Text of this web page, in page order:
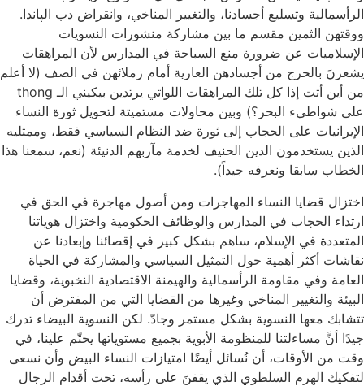
الرأسمالية وتسليع أجسادنا، والتغيير المناخي، وانقراض دب الپاندا.
ووقتهن الثمين مقسم ما بين مشاركة منشورات النسويات
الإسلاميات عن ضرورة منع السباحة في المدارس لأن المراهقات
يشعرنَ بالحرج من أجسادهن العارية أمام زملائهن في الصف (لا أعلم
من أين أتت إذا كل تلك المراهقات اللواتي يرتدين بيكيني الـ thong
على شواطيء البحر؟) وبين محاولات مستميتة لتحويل ثورة النساء
الإيرانيات على الحجاب إلى ثورة ضد النظام السياسي فقط، وممثليه
الذين يستخدمون الدين الحنيف لخدمة مآربهم الدنيئة (نعم، سمعنا هذا
الخطاب سابقا ونعرفه جيداً).
اختزال قضايا النساء المهاجرات ومن أصول مهاجرة في الحق في
ارتداء الحجاب في المدارس والوظائف الحكومية واختزال هوياتنا
المتعددة في الإسلام، ساهم بشكل كبير في إقصائنا وإبعادنا عن
نقاشات أكثر أهمية حول التمثيل السياسي والمشاركة في الحياة
العامة وفي مقاومة الرأسمالية والهيمنة الاقتصادية النخبوية، وقضايا
البيئة والتغيير المناخي وغيرها من القضايا التي من المفترض أن
تتشابك معها النسوية بشكل مستمر وجادّ. لكن النسوية البيضاء تدرك
جيدًا أنَّ مساءلتنا للمنظومة الأبوية بجميع مستوياتها يحتّم علينا، في
وقت من الأوقات، أن نُسائل أيضًا امتيازات النساء البيض وأن نسعى
لتفكيك الهرم السلطوي الذي يقفنَ على رأسه، تحت أقدام الرجال